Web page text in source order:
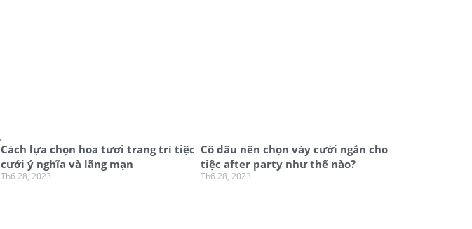
Cách lựa chọn hoa tươi trang trí tiệc
cưới ý nghĩa và lãng mạn
Th6 28, 2023
Cô dâu nên chọn váy cưới ngắn cho
tiệc after party như thế nào?
Th6 28, 2023